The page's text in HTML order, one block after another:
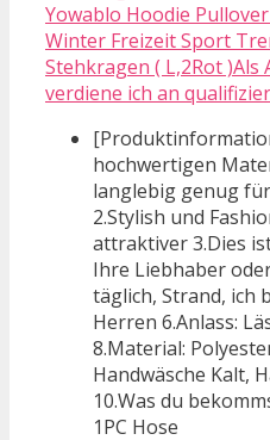
Yowablo Hoodie
Winter Freizeit Sport
Stehkragen ( L,2Rot
verdiene ich an
hochwertigen
langlebig genug
2.Stylish und
attraktiver 3.Dies
Ihre Liebhaber
täglich, Strand, ich
Herren 6.Anlass:
8.Material:
Handwäsche Kalt,
10.Was du
1PC Hose